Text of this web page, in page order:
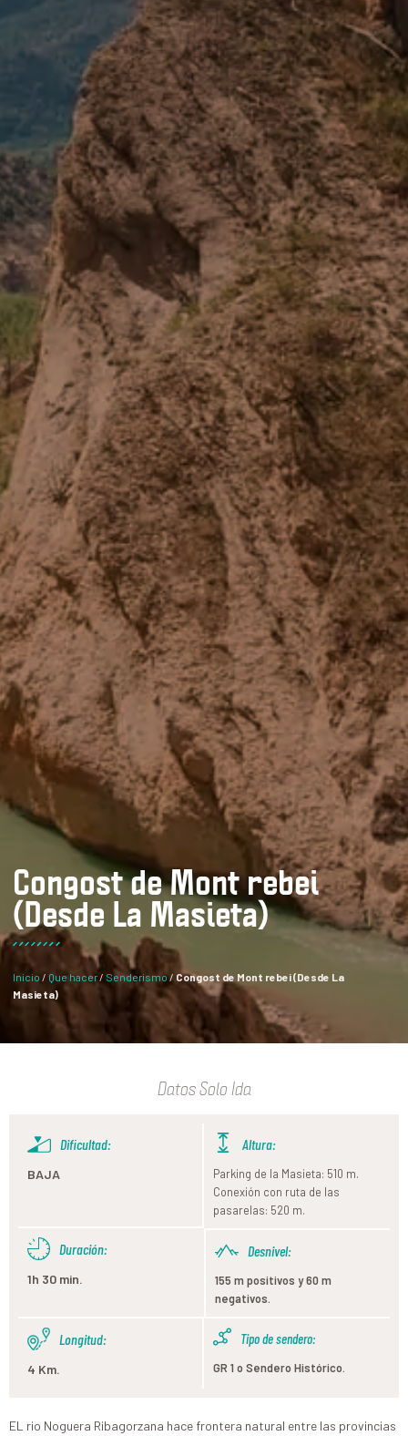
Congost de Mont rebei
(Desde La Masieta)
Inicio / Que hacer/ Senderismo/ Congost de Mont rebei (Desde La
Masieta)
Datos Solo Ida
Dificultad:
BAJA
Altura:
Parking de la Masieta: 510 m.
Conexión con ruta de las
pasarelas: 520 m.
Duración:
1h 30 min.
Desnivel:
155 m positivos y 60 m
negativos.
Longitud:
4 Km.
Tipo de sendero:
GR 1 o Sendero Histórico.
EL rio Noguera Ribagorzana hace frontera natural entre las provincias